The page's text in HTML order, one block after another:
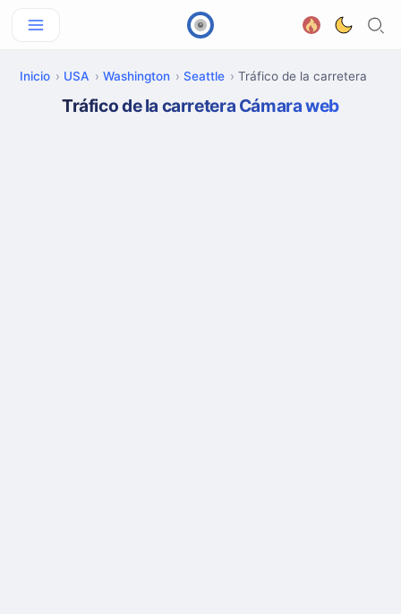
Inicio USA Washington Seattle Tráfico de la carretera
Tráfico de la carretera Cámara web